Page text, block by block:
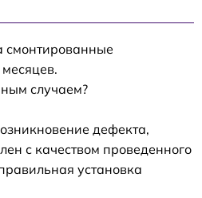
смонтированные
случаем?
дефекта,
с качеством проведенного
установка